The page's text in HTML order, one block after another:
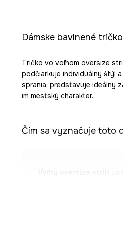
Dámske bavlnené
Tričko vo voľnom oversize
podčiarkuje individuálny štýl
sprania, predstavuje ideálny
im mestský charakter.
Čím sa vyznačuje toto